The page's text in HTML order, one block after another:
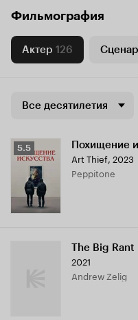
Фильмография
Актер 126
Все десятилетия
Рейтинг
Кинопоиска
5.5
5.5 Похищение
Art Thief, 2023
Peppitone
The Big Rant
2021
Andrew Zelig